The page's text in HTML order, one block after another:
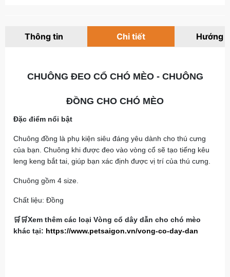
Thông tin Chi tiết Hướng
CHUÔNG ĐEO CỔ CHÓ MÈO - CHUÔNG
ĐỒNG CHO CHÓ MÈO
Đặc điểm nổi bật
Chuông đồng là phụ kiện siêu đáng yêu dành cho thú cưng
của bạn. Chuông khi được đeo vào vòng cổ sẽ tạo tiếng kêu
leng keng bắt tai, giúp bạn xác định được vị trí của thú cưng.
Chuông gồm 4 size.
Chất liệu: Đồng
🛒🛒Xem thêm các loại Vòng cổ dây dẫn cho chó mèo
khác tại: https://www.petsaigon.vn/vong-co-day-dan